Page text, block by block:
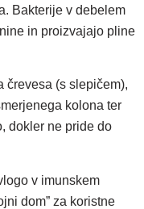
Bakterije v debelem
in proizvajajo pline
črevesa (s slepičem),
kolona ter
dokler ne pride do
v imunskem
dom” za koristne